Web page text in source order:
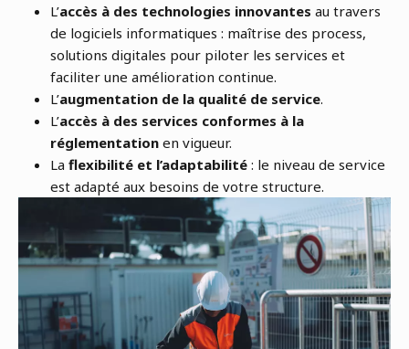
L’accès à des technologies innovantes au travers
de logiciels informatiques : maîtrise des process,
solutions digitales pour piloter les services et
faciliter une amélioration continue.
L’augmentation de la qualité de service.
L’accès à des services conformes à la
réglementation en vigueur.
La flexibilité et l’adaptabilité : le niveau de service
est adapté aux besoins de votre structure.